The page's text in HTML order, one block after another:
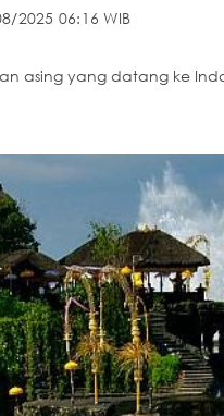
2025 06:16 WIB
asing yang datang ke